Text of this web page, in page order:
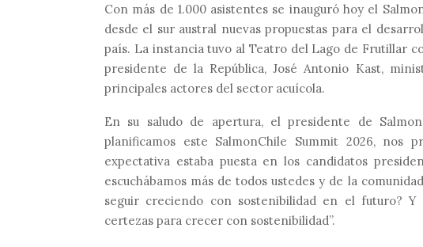
Con más de 1.000 asistentes se inauguró hoy el
desde el sur austral nuevas propuestas para el
país. La instancia tuvo al Teatro del Lago de Frutillar
presidente de la República, José Antonio Kast,
principales actores del sector acuícola.
En su saludo de apertura, el presidente de
planificamos este SalmonChile Summit 2026, nos
expectativa estaba puesta en los candidatos
escuchábamos más de todos ustedes y de la
seguir creciendo con sostenibilidad en el futuro?
certezas para crecer con sostenibilidad”.